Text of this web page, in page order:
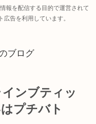
報を配信する目的で運営されて
告を利用しています。
ブログ
インブティッ
プチバト